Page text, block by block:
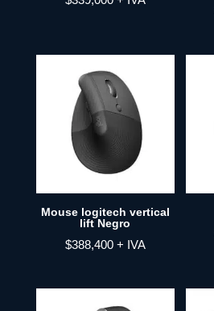
Mouse logitech vertical
lift Negro
$388,400 + IVA